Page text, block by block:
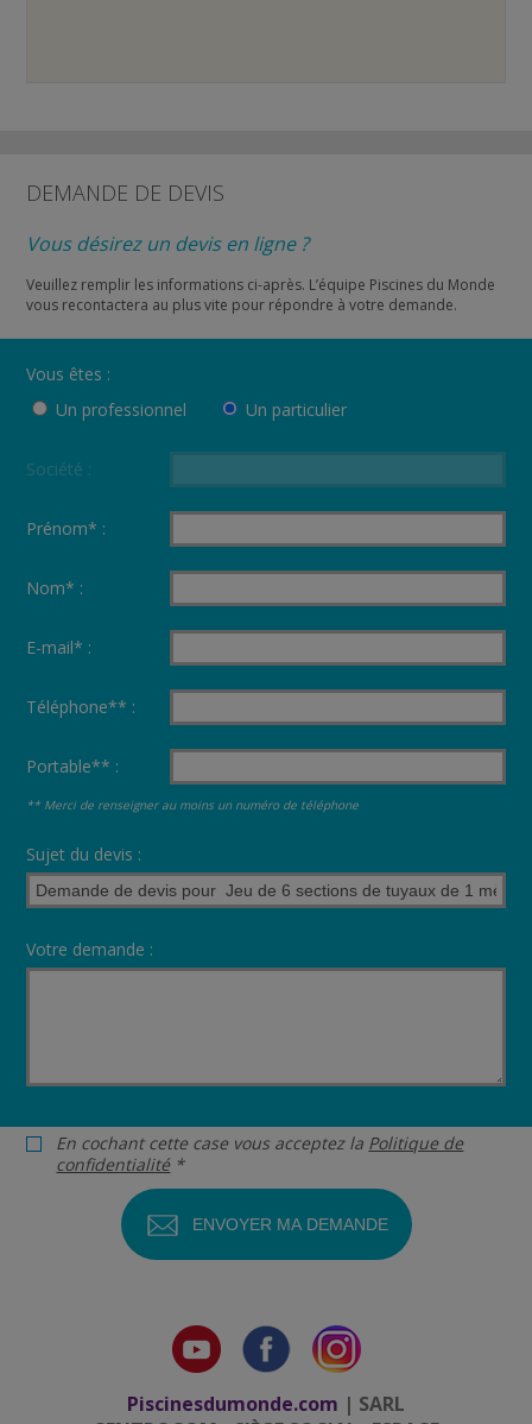
DEMANDE DE DEVIS
Vous désirez un devis en ligne ?
Veuillez remplir les informations ci-après. L’équipe Piscines du Monde
vous recontactera au plus vite pour répondre à votre demande.
Vous êtes :
Un professionnel
Un particulier
Société :
Prénom* :
Nom* :
E-mail* :
Téléphone** :
Portable** :
** Merci de renseigner au moins un numéro de téléphone
Sujet du devis :
Votre demande :
En cochant cette case vous acceptez la Politique de
confidentialité*
Piscinesdumonde.com | SARL